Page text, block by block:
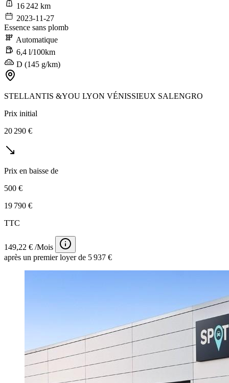
16 242 km
2023-11-27
Essence sans plomb
Automatique
6,4 l/100km
D (145 g/km)
STELLANTIS &YOU LYON VÉNISSIEUX SALENGRO
Prix initial
20 290 €
Prix en baisse de
500 €
19 790 €
TTC
149,22 € /Mois
après un premier loyer de 5 937 €